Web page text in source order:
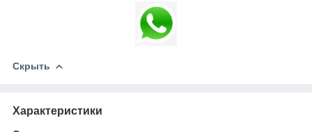
Скрыть
Характеристики